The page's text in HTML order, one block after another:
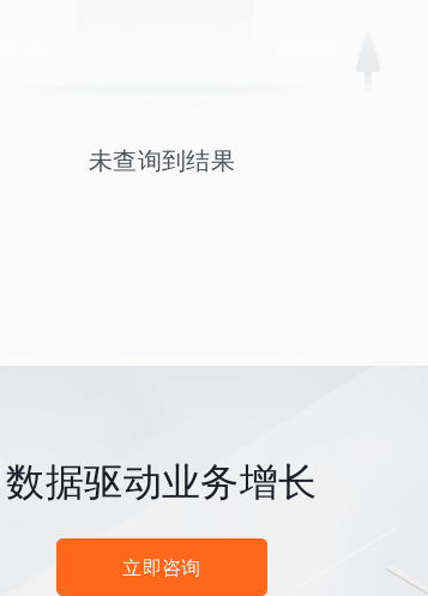
未查询到结果
数据驱动业务增长
立即咨询